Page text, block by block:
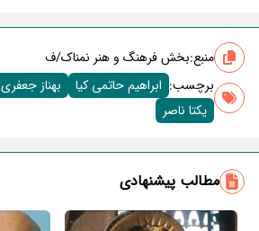
منبع:بخش فرهنگ و هنر نمناک/ف
برچسب‌: ابراهیم حاتمی کیا بهناز جعفری
یکتا ناصر
مطالب پیشنهادی